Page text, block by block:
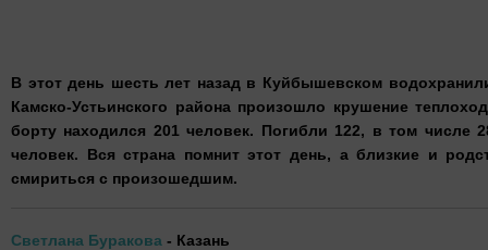
В этот день шесть лет назад в Куйбышевском
Камско-Устьинского района произошло крушение
борту находился 201 человек. Погибли 122, в том числе
человек. Вся страна помнит этот день, а близкие и
смириться с произошедшим.
Светлана Буракова - Казань